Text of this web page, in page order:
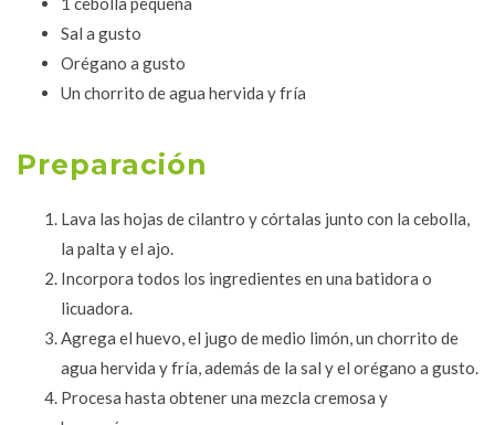
Sal a gusto
Orégano a gusto
Un chorrito de agua hervida y fría
Preparación
Lava las hojas de cilantro y córtalas junto con la cebolla,
la palta y el ajo.
Incorpora todos los ingredientes en una batidora o
licuadora.
Agrega el huevo, el jugo de medio limón, un chorrito de
agua hervida y fría, además de la sal y el orégano a gusto.
Procesa hasta obtener una mezcla cremosa y